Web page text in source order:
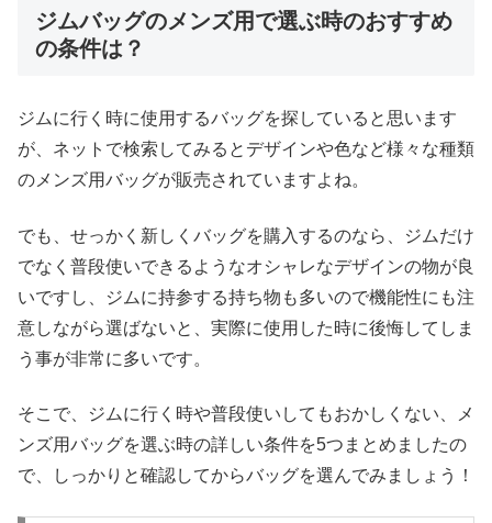
ジムバッグのメンズ用で選ぶ時のおすすめ
の条件は？
ジムに行く時に使用するバッグを探していると思います
が、ネットで検索してみるとデザインや色など様々な種類
のメンズ用バッグが販売されていますよね。
でも、せっかく新しくバッグを購入するのなら、ジムだけ
でなく普段使いできるようなオシャレなデザインの物が良
いですし、ジムに持参する持ち物も多いので機能性にも注
意しながら選ばないと、実際に使用した時に後悔してしま
う事が非常に多いです。
そこで、ジムに行く時や普段使いしてもおかしくない、メ
ンズ用バッグを選ぶ時の詳しい条件を5つまとめましたの
で、しっかりと確認してからバッグを選んでみましょう！